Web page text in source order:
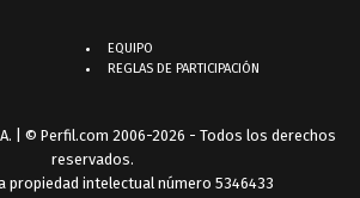
EQUIPO
REGLAS DE PARTICIPACIÓN
| © Perfil.com 2006-2026 - Todos los derechos
reservados.
propiedad intelectual número 5346433